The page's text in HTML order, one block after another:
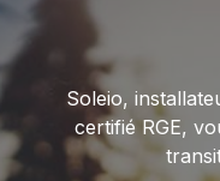
Soleio,
certifié RGE,